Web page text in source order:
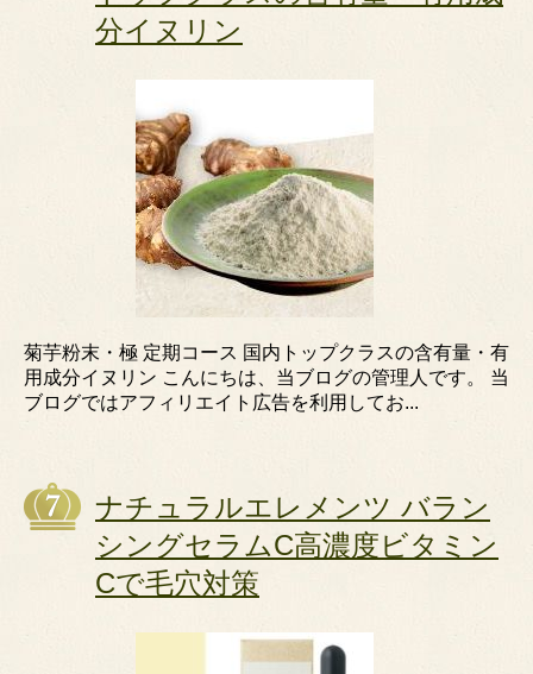
分イヌリン
菊芋粉末・極 定期コース 国内トップクラスの含有量・有
用成分イヌリン こんにちは、当ブログの管理人です。 当
ブログではアフィリエイト広告を利用してお...
ナチュラルエレメンツ バラン
シングセラムC高濃度ビタミン
Cで毛穴対策